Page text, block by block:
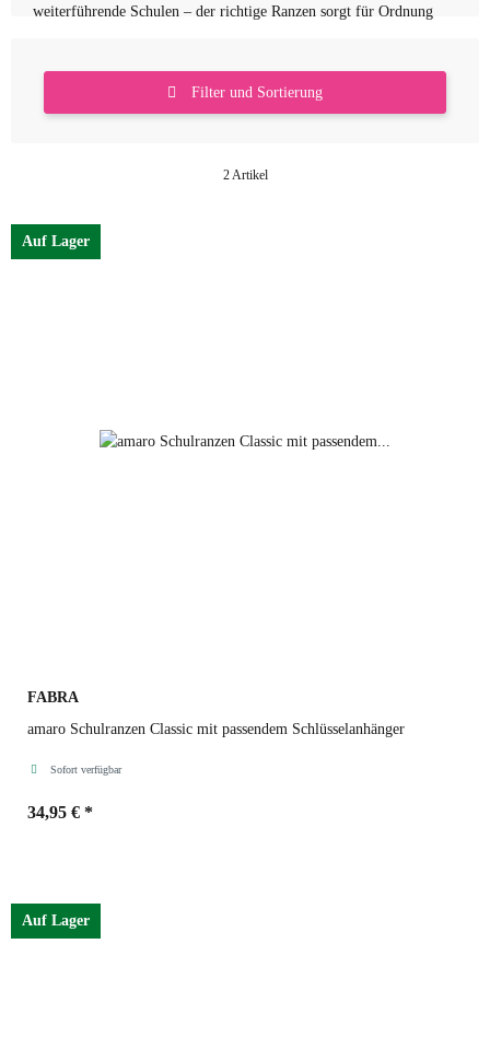
weiterführende Schulen – der richtige Ranzen sorgt für Ordnung
Filter und Sortierung
2 Artikel
Auf Lager
FABRA
amaro Schulranzen Classic mit passendem Schlüsselanhänger
Sofort verfügbar
34,95 € *
Auf Lager